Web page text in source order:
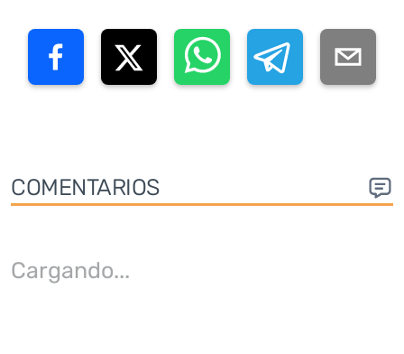
COMENTARIOS
Cargando...